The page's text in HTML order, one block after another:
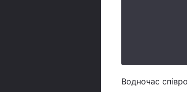
Водночас